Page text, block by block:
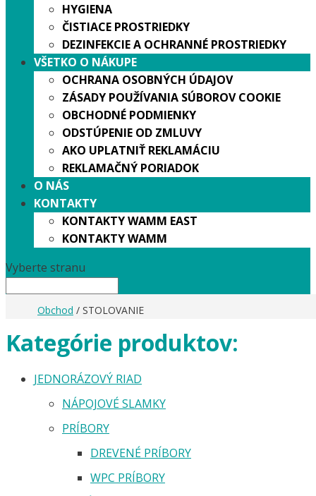
HYGIENA
ČISTIACE PROSTRIEDKY
DEZINFEKCIE A OCHRANNÉ PROSTRIEDKY
VŠETKO O NÁKUPE
OCHRANA OSOBNÝCH ÚDAJOV
ZÁSADY POUŽÍVANIA SÚBOROV COOKIE
OBCHODNÉ PODMIENKY
ODSTÚPENIE OD ZMLUVY
AKO UPLATNIŤ REKLAMÁCIU
REKLAMAČNÝ PORIADOK
O NÁS
KONTAKTY
KONTAKTY WAMM EAST
KONTAKTY WAMM
Vyberte stranu
Obchod / STOLOVANIE
Kategórie produktov:
JEDNORÁZOVÝ RIAD
NÁPOJOVÉ SLAMKY
PRÍBORY
DREVENÉ PRÍBORY
WPC PRÍBORY